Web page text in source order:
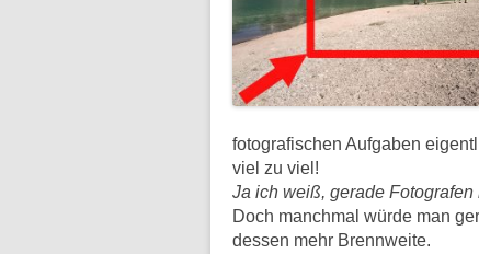
fotografischen Aufgaben
viel zu viel!
Ja ich weiß, gerade
Doch manchmal würde man
dessen mehr Brennweite.